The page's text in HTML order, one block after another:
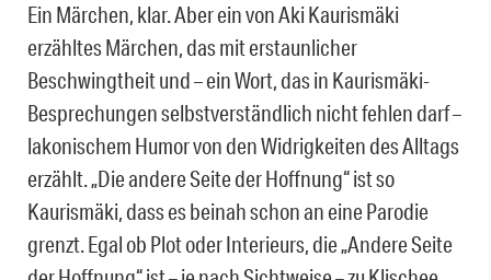
Ein Märchen, klar. Aber ein von Aki Kaurismäki
erzähltes Märchen, das mit erstaunlicher
Beschwingtheit und – ein Wort, das in Kaurismäki-
Besprechungen selbstverständlich nicht fehlen darf –
lakonischem Humor von den Widrigkeiten des Alltags
erzählt. „Die andere Seite der Hoffnung“ ist so
Kaurismäki, dass es beinah schon an eine Parodie
grenzt. Egal ob Plot oder Interieurs, die „Andere Seite